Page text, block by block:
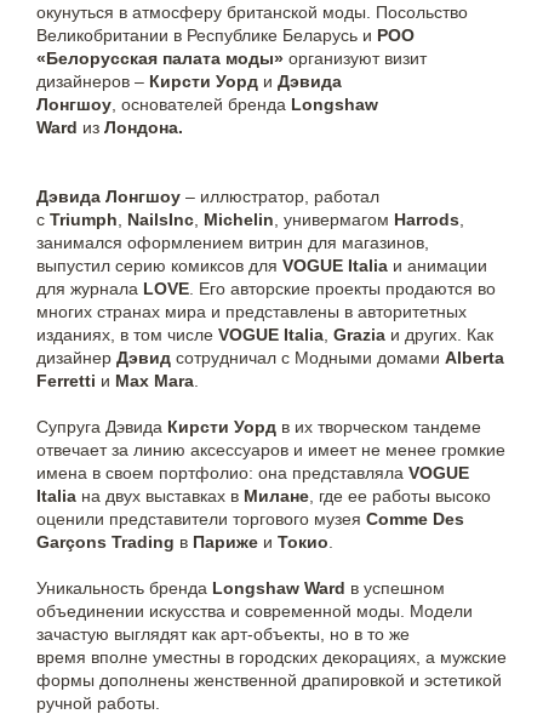
окунуться в атмосферу британской моды. Посольство
Великобритании в Республике Беларусь и РОО
«Белорусская палата моды» организуют визит
дизайнеров – Кирсти Уорд и Дэвида
Лонгшоу основателей бренда Longshaw
Ward из Лондона.
Дэвида Лонгшоу – иллюстратор, работал
с Triumph NailsInc Michelin , универмагом Harrods
занимался оформлением витрин для магазинов,
выпустил серию комиксов для VOGUE Italia и анимации
для журнала LOVE . Его авторские проекты продаются во
многих странах мира и представлены в авторитетных
изданиях, в том числе VOGUE Italia Grazia и других. Как
дизайнер Дэвид сотрудничал с Модными домами Alberta
Ferretti и Max Mara
Супруга Дэвида Кирсти Уорд в их творческом тандеме
отвечает за линию аксессуаров и имеет не менее громкие
имена в своем портфолио: она представляла VOGUE
Italia на двух выставках в Милане , где ее работы высоко
оценили представители торгового музея Comme Des
Garçons Trading в Париже и Токио
Уникальность бренда Longshaw Ward в успешном
объединении искусства и современной моды. Модели
зачастую выглядят как арт-объекты, но в то же
время вполне уместны в городских декорациях, а мужские
формы дополнены женственной драпировкой и эстетикой
ручной работы.